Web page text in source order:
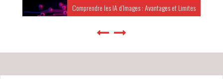
Comprendre les IA d’Images : Avantages et Limites